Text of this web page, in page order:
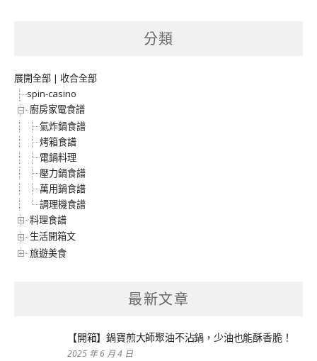
分類
展開全部 | 收合全部
spin-casino
廚房家電食譜
氣炸鍋食譜
烤箱食譜
電鍋料理
壓力鍋食譜
萬用鍋食譜
調理機食譜
料理食譜
生活開箱文
旅遊美食
最新文章
【開箱】鍋寶煎大師聚油不沾鍋，少油也能酥香脆！
2025 年 6 月 4 日